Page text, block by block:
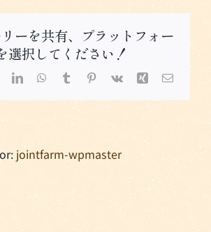
ーを共有、プラットフォー
選択してください！
LinkedInWhatsApp
TumblrPinterest
Vk Xing 電
メ
ル
jointfarm-wpmaster